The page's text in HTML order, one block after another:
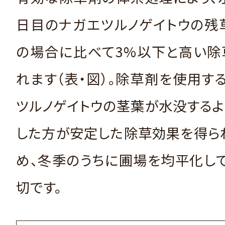
日目のナガエツルノゲイトウの
の場合に比べて3%以下と高い
れます（表・図）。除草剤を使用す
ツルノゲイトウの茎葉が水没する
した方が安定した除草効果を得ら
め、冬季のうちに圃場を均平化し
切です。